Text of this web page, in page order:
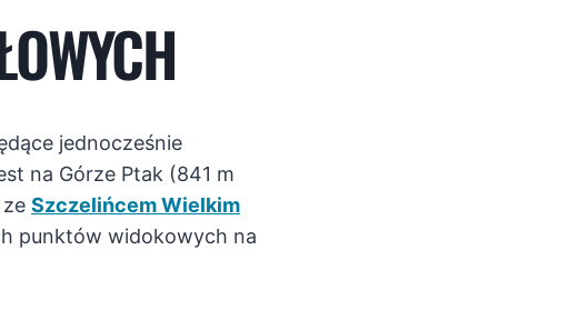
jednocześnie
na Górze Ptak (841 m
Szczelińcem Wielkim
punktów widokowych na